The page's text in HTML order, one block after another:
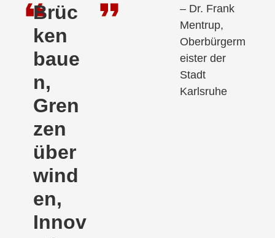
Brüc
ken
baue
n,
Gren
zen
über
wind
en,
Innov
– Dr. Frank
Mentrup,
Oberbürgerm
eister der
Stadt
Karlsruhe